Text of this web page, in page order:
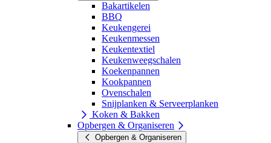
Bakartikelen
BBQ
Keukengerei
Keukenmessen
Keukentextiel
Keukenweegschalen
Koekenpannen
Kookpannen
Ovenschalen
Snijplanken & Serveerplanken
Koken & Bakken
Opbergen & Organiseren
Opbergen & Organiseren